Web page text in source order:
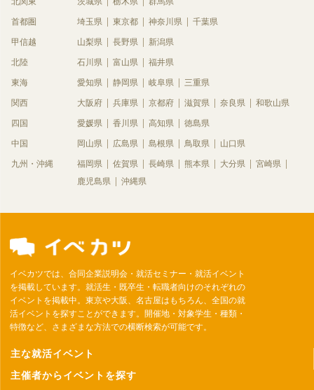
首都圏 埼玉県 東京都 神奈川県 千葉県
甲信越 山梨県 長野県 新潟県
北陸 石川県 富山県 福井県
東海 愛知県 静岡県 岐阜県 三重県
関西 大阪府 兵庫県 京都府 滋賀県 奈良県 和歌山県
四国 愛媛県 香川県 高知県 徳島県
中国 岡山県 広島県 島根県 鳥取県 山口県
九州・沖縄 福岡県 佐賀県 長崎県 熊本県 大分県
宮崎県
鹿児島県
沖縄県
イベカツでは、合同企業説明会・就活セミナー・就活イベント
を掲載しています。就活生・既卒生・転職者向けのそれぞれの
イベントを掲載中。東京や大阪、名古屋はもちろん、全国の就
活イベントを探すことができます。開催地・対象学生・種類・
特徴など、さまざまな方法での横断検索が可能です。
主な就活イベント
主催者からイベントを探す